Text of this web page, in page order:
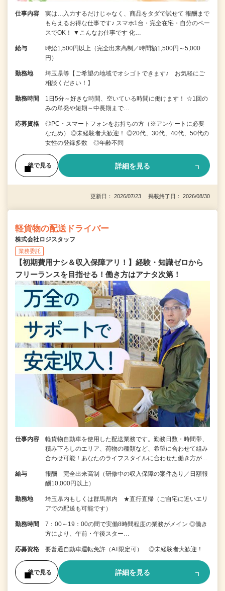
仕事内容
実は…入力するだけじゃなく、商品をタダで試せて 報酬まで
もらえるお得な仕事です♪ スマホ1台・完全在宅・自分のペー
スでOK！ ▼こんなお仕事です 化…
給与
時給1,500円以上（完全出来高制／時間額1,500円～5,000
円）
勤務地
埼玉県等【ご希望の地域でオシゴトできます♪ お気軽にご
相談ください！】
勤務時間
1日5分～好きな時間、空いている時間に働けます！ ☆1回の
みの単発や短期～中長期まで…
応募資格
◎PC・スマートフォンをお持ちの方（※アンケートに必要
なため） ◎未経験者大歓迎！ ◎20代、30代、40代、50代の
女性の登録多数 ◎年齢不問
後で見る 詳細を見る
更新日： 2026/07/23 掲載終了日： 2026/08/30
軽貨物の配送ドライバー
株式会社ロジスタッフ
業務委託
【初期費用ナシ＆収入保障アリ！】経験・知識ゼロから
フリーランスを目指せる！働き方はアナタ次第！
仕事内容
軽貨物自動車を使用した配送業務です。勤務日数・時間帯、
積み下ろしのエリア、荷物の種類など、希望に合わせて組み
合わせ可能！あなたのライフスタイルに合わせた働き方が…
給与
報酬 完全出来高制（研修中の収入保障の案件あり／日額報
酬10,000円以上）
勤務地
埼玉県内もしくは群馬県内 ★直行直帰（ご自宅に近いエリ
アでの配送も可能です）
勤務時間
7：00～19：00の間で実働8時間程度の業務がメイン ◎働き
方により、午前・午後スター…
応募資格 要普通自動車運転免許（AT限定可） ◎未経験者大歓迎！
後で見る 詳細を見る